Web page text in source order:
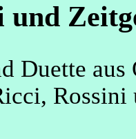
und
Duette aus
Rossini